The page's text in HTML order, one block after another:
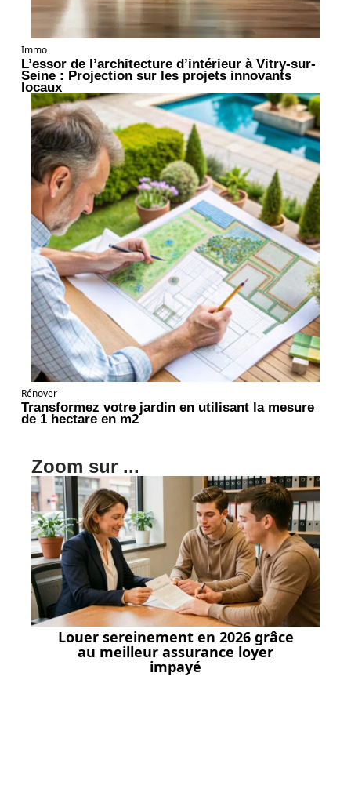
Immo
L’essor de l’architecture d’intérieur à Vitry-sur-
Seine : Projection sur les projets innovants
locaux
Rénover
Transformez votre jardin en utilisant la mesure
de 1 hectare en m2
Zoom sur ...
Louer sereinement en 2026 grâce
au meilleur assurance loyer
impayé